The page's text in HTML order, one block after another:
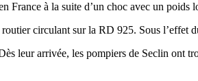
France à la suite d’un choc avec un
circulant sur la RD 925. Sous l’effet
leur arrivée, les pompiers de Seclin ont